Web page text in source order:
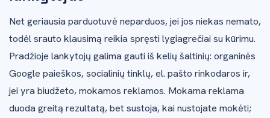
Net geriausia parduotuvė neparduos, jei jos niekas nemato,
todėl srauto klausimą reikia spręsti lygiagrečiai su kūrimu.
Pradžioje lankytojų galima gauti iš kelių šaltinių: organinės
Google paieškos, socialinių tinklų, el. pašto rinkodaros ir,
jei yra biudžeto, mokamos reklamos. Mokama reklama
duoda greitą rezultatą, bet sustoja, kai nustojate mokėti;